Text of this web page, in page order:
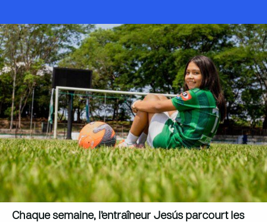
Chaque semaine, l’entraîneur Jesús parcourt les